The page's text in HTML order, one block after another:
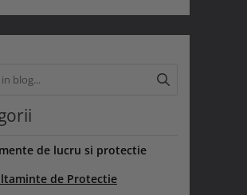
de lucru si protectie
de Protectie